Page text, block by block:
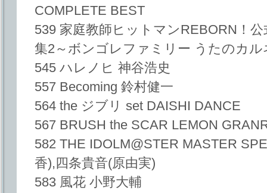
COMPLETE BEST
539 家庭教師ヒットマンREBORN！
集2～ボンゴレファミリー うたのカ
545 ハレノヒ 神谷浩史
557 Becoming 鈴村健一
564 the ジブリ set DAISHI DANCE
567 BRUSH the SCAR LEMON
582 THE IDOLM@STER MASTER
香),四条貴音(原由実)
583 風花 小野大輔